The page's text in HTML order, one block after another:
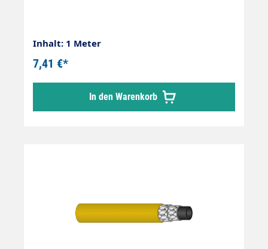
Inhalt: 1 Meter
7,41 €*
In den Warenkorb